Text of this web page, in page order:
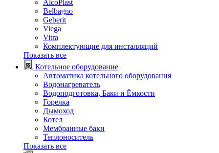
AlcoPlast
Belbagno
Geberit
Viega
Vitra
Комплектующие для инсталляций
Показать все
Котельное оборудование
Автоматика котельного оборудования
Водонагреватель
Водоподготовка, Баки и Ёмкости
Горелка
Дымоход
Котел
Мембранные баки
Теплоноситель
Показать все